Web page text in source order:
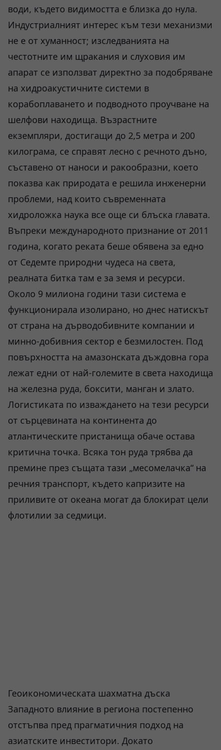
води, където видимостта е близка до нула.
Индустриалният интерес към тези механизми
не е от хуманност; изследванията на
честотните им щракания и слуховия им
апарат се използват директно за подобряване
на хидроакустичните системи в
корабоплаването и подводното проучване на
шелфови находища. Възрастните
екземпляри, достигащи до 2,5 метра и 200
килограма, се справят лесно с речното дъно,
съставено от наноси и ракообразни, което
показва как природата е решила инженерни
проблеми, над които съвременната
хидроложка наука все още си блъска главата.
Въпреки международното признание от 2011
година, когато реката беше обявена за едно
от Седемте природни чудеса на света,
реалната битка там е за земя и ресурси.
Около 9 милиона години тази система е
функционирала изолирано, но днес натискът
от страна на дърводобивните компании и
минно-добивния сектор е безмилостен. Под
повърхността на амазонската дъждовна гора
лежат едни от най-големите в света находища
на железна руда, боксити, манган и злато.
Логистиката по изваждането на тези ресурси
от сърцевината на континента до
атлантическите пристанища обаче остава
критична точка. Всяка тон руда трябва да
премине през същата тази „месомелачка“ на
речния транспорт, където капризите на
приливите от океана могат да блокират цели
флотилии за седмици.
Геоикономическата шахматна дъска
Западното влияние в региона постепенно
отстъпва пред прагматичния подход на
азиатските инвеститори. Докато